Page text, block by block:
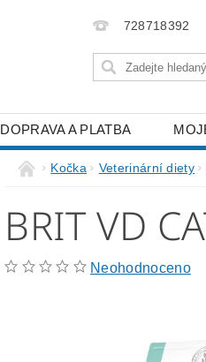
728718392
DOPRAVA A PLATBA
Kočka Veterinární diety
BRIT VD
Neohodnoceno